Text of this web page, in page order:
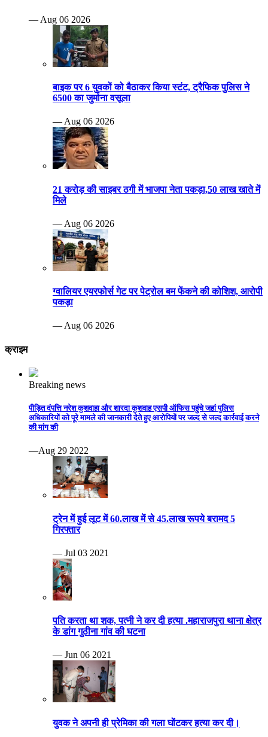
— Aug 06 2026
बाइक पर 6 युवकों को बैठाकर किया स्टंट, ट्रैफिक पुलिस ने
6500 का जुर्माना वसूला
— Aug 06 2026
21 करोड़ की साइबर ठगी में भाजपा नेता पकड़ा,50 लाख खाते में
मिले
— Aug 06 2026
ग्वालियर एयरफोर्स गेट पर पेट्रोल बम फेंकने की कोशिश, आरोपी
पकड़ा
— Aug 06 2026
क्राइम
Breaking news
पीड़ित दंपत्ति नरेश कुशवाहा और शारदा कुशवाह एसपी ऑफिस पहुंचे जहां पुलिस
अधिकारियों को पूरे मामले की जानकारी देते हुए आरोपियों पर जल्द से जल्द कार्रवाई करने
की मांग की
—Aug 29 2022
ट्रेन में हुई लूट में 60.लाख में से 45.लाख रूपये बरामद 5
गिरफ्तार
— Jul 03 2021
पति करता था शक, पत्नी ने कर दी हत्या .महाराजपुरा थाना क्षेत्र
के डांग गुठीना गांव की घटना
— Jun 06 2021
युवक ने अपनी ही प्रेमिका की गला घोंटकर हत्या कर दी।